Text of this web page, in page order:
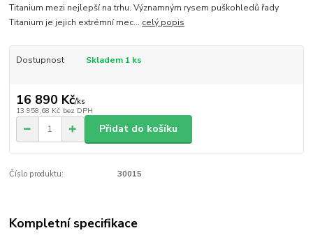
Titanium mezi nejlepší na trhu. Významným rysem puškohledů řady
Titanium je jejich extrémní mec... celý popis
Dostupnost Skladem 1 ks
16 890 Kč/ks
13 958,68 Kč bez DPH
Přidat do košíku
Číslo produktu: 30015
Kompletní specifikace